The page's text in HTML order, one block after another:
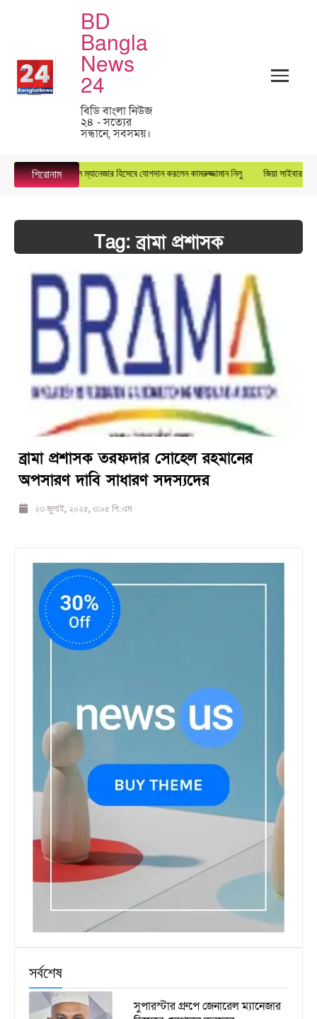
BD
Bangla
News
24
বিডি বাংলা নিউজ
২৪ - সত্যের
সন্ধানে, সবসময়।
শিরোনাম
গ্রুপে জেনারেল ম্যানেজার হিসেবে যোগদান করলেন কামরুজ্জামান নিলু জিয়া সাইবার
Tag:ব্রামা প্রশাসক
ব্রামা প্রশাসক তরফদার সোহেল রহমানের
অপসারণ দাবি সাধারণ সদস্যদের
২৩ জুলাই, ২০২৫, ৩:০৫ পি.এম
সর্বশেষ
সুপারস্টার গ্রুপে জেনারেল ম্যানেজার